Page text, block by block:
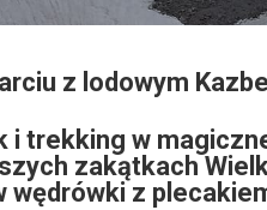
z lodowym
i trekking w
zakątkach
wędrówki z